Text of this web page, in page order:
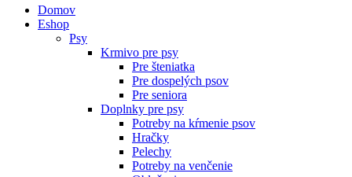
Domov
Eshop
Psy
Krmivo pre psy
Pre šteniatka
Pre dospelých psov
Pre seniora
Doplnky pre psy
Potreby na kŕmenie psov
Hračky
Pelechy
Potreby na venčenie